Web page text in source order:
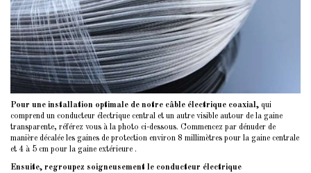
Pour une installation optimale de notre câble électrique coaxial, qui
comprend un conducteur électrique central et un autre visible autour de la gaine
transparente, référez vous à la photo ci-dessous. Commencez par dénuder de
manière décalée les gaines de protection environ 8 millimètres pour la gaine centrale
et 4 à 5 cm pour la gaine extérieure .
Ensuite, regroupez soigneusement le conducteur électrique